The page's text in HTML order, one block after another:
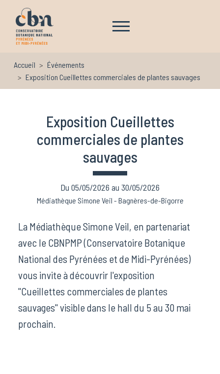
Aller au contenu principal
Navigation principale
Accueil
Événements
Exposition Cueillettes commerciales de plantes sauvages
Exposition Cueillettes
commerciales de plantes
sauvages
Du 05/05/2026 au 30/05/2026
Médiathèque Simone Veil - Bagnères-de-Bigorre
La Médiathèque Simone Veil, en partenariat
avec le CBNPMP (Conservatoire Botanique
National des Pyrénées et de Midi-Pyrénées)
vous invite à découvrir l'exposition
"Cueillettes commerciales de plantes
sauvages" visible dans le hall du 5 au 30 mai
prochain.